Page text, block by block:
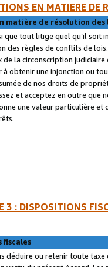
EN MATIERE DE
matière de résolution
que tout litige quel qu’il soit
des règles de conflits de
de la circonscription
à obtenir une injonction ou
de nos droits de
et acceptez en outre que
une valeur particulière
3 : DISPOSITIONS
fiscales
déduire ou retenir toute